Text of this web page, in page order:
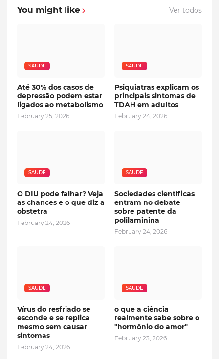
You might like Ver todos
SAUDE
Até 30% dos casos de
depressão podem estar
ligados ao metabolismo
February 25, 2026
SAUDE
Psiquiatras explicam os
principais sintomas de
TDAH em adultos
February 24, 2026
SAUDE
O DIU pode falhar? Veja
as chances e o que diz a
obstetra
February 24, 2026
SAUDE
Sociedades científicas
entram no debate
sobre patente da
polilaminina
February 24, 2026
SAUDE
Vírus do resfriado se
esconde e se replica
mesmo sem causar
sintomas
February 24, 2026
SAUDE
o que a ciência
realmente sabe sobre o
"hormônio do amor"
February 23, 2026